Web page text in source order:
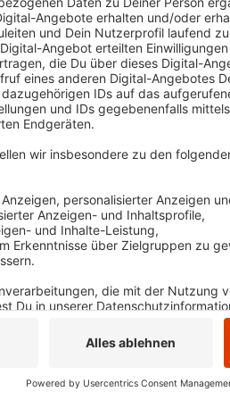
In allen abgefragten Kriterien
es vom AGV. Das sei besonders im
befürchten, dass wir tatsächlich an
Einschätzung des AGV auch auf
gezeigt hat. Mehr als jedes vierte
Anzeige